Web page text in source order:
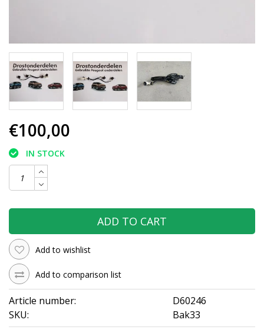
€100,00
IN STOCK
ADD TO CART
Add to wishlist
Add to comparison list
Article number:
D60246
SKU:
Bak33